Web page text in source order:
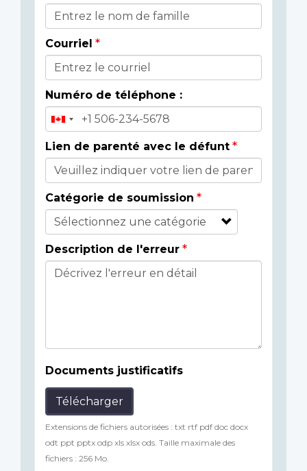
Courriel
Numéro de téléphone :
Lien de parenté avec le défunt
Catégorie de soumission
Description de l'erreur
Documents justificatifs
Télécharger
Extensions de fichiers autorisées : txt rtf pdf doc docx
odt ppt pptx odp xls xlsx ods. Taille maximale des
fichiers : 256 Mo.